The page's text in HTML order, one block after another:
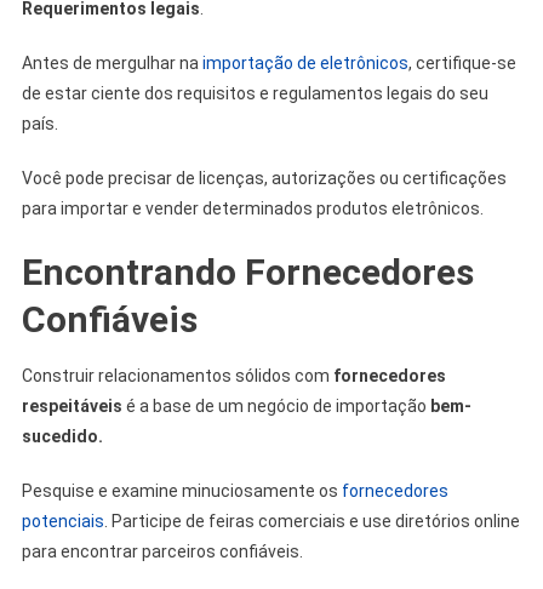
Requerimentos legais
Antes de mergulhar na importação de eletrônicos, certifique-se
de estar ciente dos requisitos e regulamentos legais do seu
país.
Você pode precisar de licenças, autorizações ou certificações
para importar e vender determinados produtos eletrônicos.
Encontrando Fornecedores
Confiáveis
Construir relacionamentos sólidos com fornecedores
respeitáveis ​​é a base de um negócio de importação bem-
sucedido.
Pesquise e examine minuciosamente os fornecedores
potenciais . Participe de feiras comerciais e use diretórios online
para encontrar parceiros confiáveis.